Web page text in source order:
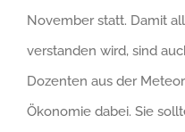
November statt. Damit
verstanden wird, sind
Dozenten aus der
Ökonomie dabei. Sie